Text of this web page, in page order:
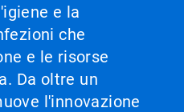
e la
che
e le risorse
Da oltre un
l'innovazione